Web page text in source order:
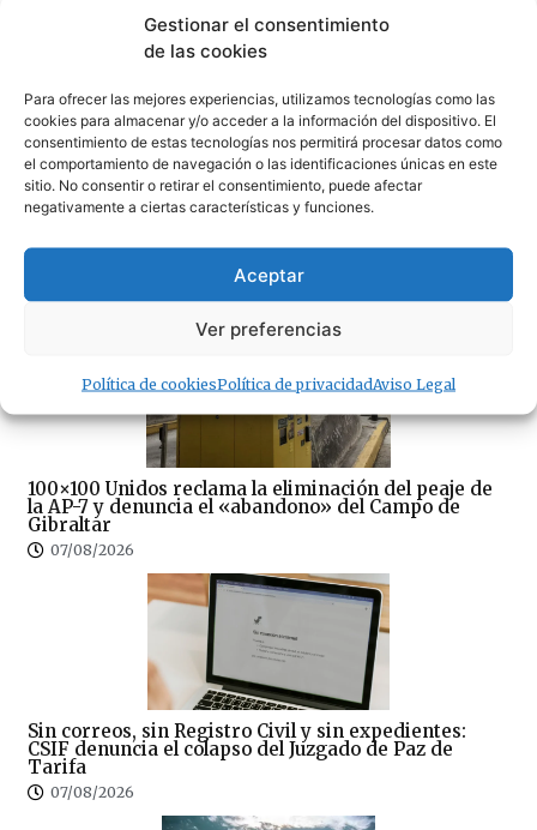
Gestionar el consentimiento
de las cookies
Para ofrecer las mejores experiencias, utilizamos tecnologías como las
cookies para almacenar y/o acceder a la información del dispositivo. El
consentimiento de estas tecnologías nos permitirá procesar datos como
el comportamiento de navegación o las identificaciones únicas en este
sitio. No consentir o retirar el consentimiento, puede afectar
negativamente a ciertas características y funciones.
Aceptar
Ver preferencias
Política de cookiesPolítica de privacidadAviso Legal
Tarifa se prepara hoy para una noche de Artes
Marciales Mixtas (MMA)
Tarifa, ejemplo nacional de colapso en TVE: “Tarifa
se convierte en una pesadilla” (video)
08/08/2026
100×100 Unidos reclama la eliminación del peaje de
la AP-7 y denuncia el «abandono» del Campo de
Gibraltar
07/08/2026
Sin correos, sin Registro Civil y sin expedientes:
CSIF denuncia el colapso del Juzgado de Paz de
Tarifa
07/08/2026